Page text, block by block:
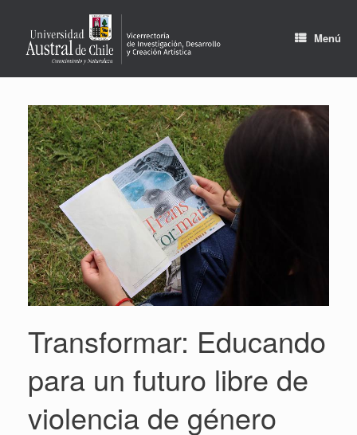
contenido
Menú
Transformar: Educando
para un futuro libre de
violencia de género